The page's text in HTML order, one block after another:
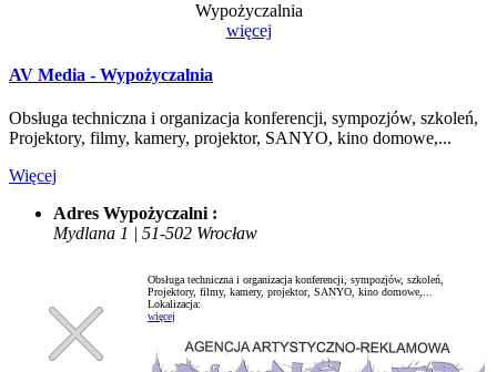
Wypożyczalnia
więcej
AV Media - Wypożyczalnia
Obsługa techniczna i organizacja konferencji, sympozjów, szkoleń,
Projektory, filmy, kamery, projektor, SANYO, kino domowe,...
Więcej
Adres Wypożyczalni :
Mydlana 1 | 51-502 Wrocław
Obsługa techniczna i organizacja konferencji, sympozjów, szkoleń,
Projektory, filmy, kamery, projektor, SANYO, kino domowe,...
Lokalizacja:
więcej